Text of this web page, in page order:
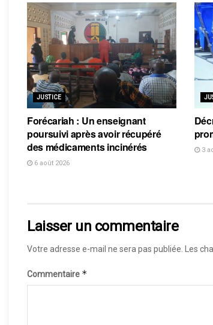
JUSTICE
Forécariah : Un enseignant
poursuivi après avoir récupéré
des médicaments incinérés
6 août 2026
3
Laisser un commentaire
Votre adresse e-mail ne sera pas publiée. Les
Commentaire *